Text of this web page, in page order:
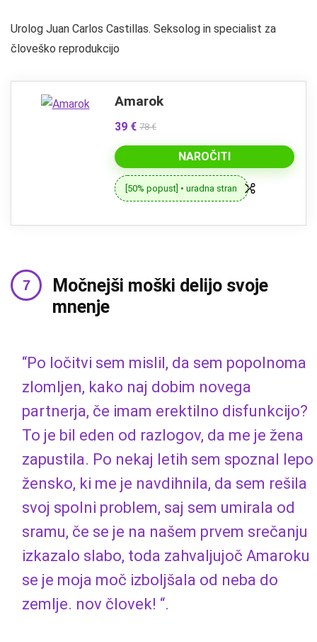
Urolog Juan Carlos Castillas. Seksolog in specialist za
človeško reprodukcijo
Amarok
39 € 78 €
NAROČITI
[50% popust] • uradna stran
Močnejši moški delijo svoje
mnenje
“Po ločitvi sem mislil, da sem popolnoma
zlomljen, kako naj dobim novega
partnerja, če imam erektilno disfunkcijo?
To je bil eden od razlogov, da me je žena
zapustila. Po nekaj letih sem spoznal lepo
žensko, ki me je navdihnila, da sem rešila
svoj spolni problem, saj sem umirala od
sramu, če se je na našem prvem srečanju
izkazalo slabo, toda zahvaljujoč Amaroku
se je moja moč izboljšala od neba do
zemlje. nov človek! “.